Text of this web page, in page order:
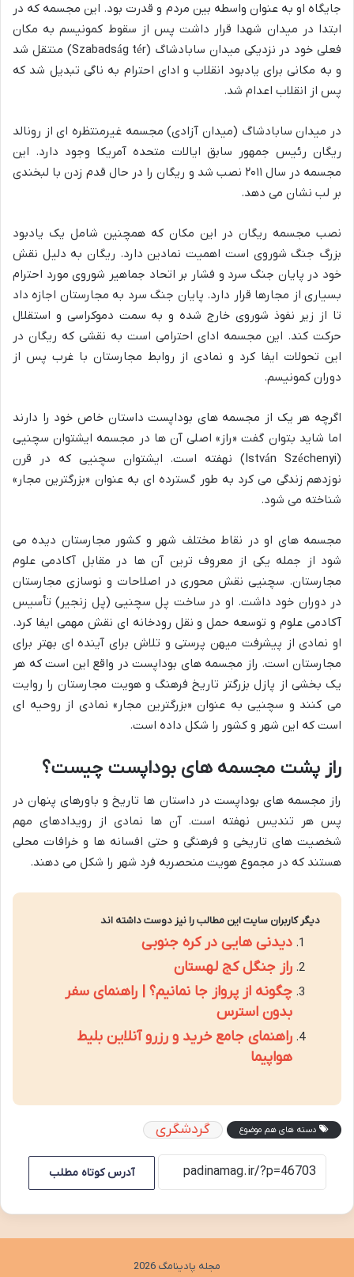
جایگاه او به عنوان واسطه بین مردم و قدرت بود. این مجسمه که در
ابتدا در میدان شهدا قرار داشت پس از سقوط کمونیسم به مکان
فعلی خود در نزدیکی میدان سابادشاگ (Szabadság tér) منتقل شد
و به مکانی برای یادبود انقلاب و ادای احترام به ناگی تبدیل شد که
پس از انقلاب اعدام شد.
در میدان سابادشاگ (میدان آزادی) مجسمه غیرمنتظره ای از رونالد
ریگان رئیس جمهور سابق ایالات متحده آمریکا وجود دارد. این
مجسمه در سال ۲۰۱۱ نصب شد و ریگان را در حال قدم زدن با لبخندی
بر لب نشان می دهد.
نصب مجسمه ریگان در این مکان که همچنین شامل یک یادبود
بزرگ جنگ شوروی است اهمیت نمادین دارد. ریگان به دلیل نقش
خود در پایان جنگ سرد و فشار بر اتحاد جماهیر شوروی مورد احترام
بسیاری از مجارها قرار دارد. پایان جنگ سرد به مجارستان اجازه داد
تا از زیر نفوذ شوروی خارج شده و به سمت دموکراسی و استقلال
حرکت کند. این مجسمه ادای احترامی است به نقشی که ریگان در
این تحولات ایفا کرد و نمادی از روابط مجارستان با غرب پس از
دوران کمونیسم.
اگرچه هر یک از مجسمه های بوداپست داستان خاص خود را دارند
اما شاید بتوان گفت «راز» اصلی آن ها در مجسمه ایشتوان سچنیی
(István Széchenyi) نهفته است. ایشتوان سچنیی که در قرن
نوزدهم زندگی می کرد به طور گسترده ای به عنوان «بزرگترین مجار»
شناخته می شود.
مجسمه های او در نقاط مختلف شهر و کشور مجارستان دیده می
شود از جمله یکی از معروف ترین آن ها در مقابل آکادمی علوم
مجارستان. سچنیی نقش محوری در اصلاحات و نوسازی مجارستان
در دوران خود داشت. او در ساخت پل سچنیی (پل زنجیر) تأسیس
آکادمی علوم و توسعه حمل و نقل رودخانه ای نقش مهمی ایفا کرد.
او نمادی از پیشرفت میهن پرستی و تلاش برای آینده ای بهتر برای
مجارستان است. راز مجسمه های بوداپست در واقع این است که هر
یک بخشی از پازل بزرگتر تاریخ فرهنگ و هویت مجارستان را روایت
می کنند و سچنیی به عنوان «بزرگترین مجار» نمادی از روحیه ای
است که این شهر و کشور را شکل داده است.
راز پشت مجسمه های بوداپست چیست؟
راز مجسمه های بوداپست در داستان ها تاریخ و باورهای پنهان در
پس هر تندیس نهفته است. آن ها نمادی از رویدادهای مهم
شخصیت های تاریخی و فرهنگی و حتی افسانه ها و خرافات محلی
هستند که در مجموع هویت منحصربه فرد شهر را شکل می دهند.
دیگر کاربران سایت این مطالب را نیز دوست داشته اند
دیدنی هایی در کره جنوبی
راز جنگل کج لهستان
چگونه از پرواز جا نمانیم؟ | راهنمای سفر
بدون استرس
راهنمای جامع خرید و رزرو آنلاین بلیط
هواپیما
دسته های هم موضوع گردشگری
آدرس کوتاه مطلب
مجله پادینامگ 2026